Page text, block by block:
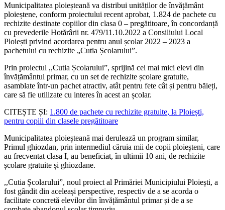
Municipalitatea ploieșteană va distribui unităților de învățământ
ploieștene, conform proiectului recent aprobat, 1.824 de pachete cu
rechizite destinate copiilor din clasa 0 – pregătitoare, în concordanță
cu prevederile Hotărârii nr. 479/11.10.2022 a Consiliului Local
Ploiești privind acordarea pentru anul școlar 2022 – 2023 a
pachetului cu rechizite „Cutia Școlarului”.
Prin proiectul ,,Cutia Școlarului”, sprijină cei mai mici elevi din
învățământul primar, cu un set de rechizite școlare gratuite,
asamblate într-un pachet atractiv, atât pentru fete cât și pentru băieți,
care să fie utilizate cu interes în acest an școlar.
CITEȘTE ȘI: 1.800 de pachete cu rechizite gratuite, la Ploiești,
pentru copiii din clasele pregătitoare
Municipalitatea ploieșteană mai derulează un program similar,
Primul ghiozdan, prin intermediul căruia mii de copii ploieșteni, care
au frecventat clasa I, au beneficiat, în ultimii 10 ani, de rechizite
școlare gratuite și ghiozdane.
,,Cutia Școlarului”, noul proiect al Primăriei Municipiului Ploiești, a
fost gândit din aceleași perspective, respectiv de a se acorda o
facilitate concretă elevilor din învățământul primar și de a se